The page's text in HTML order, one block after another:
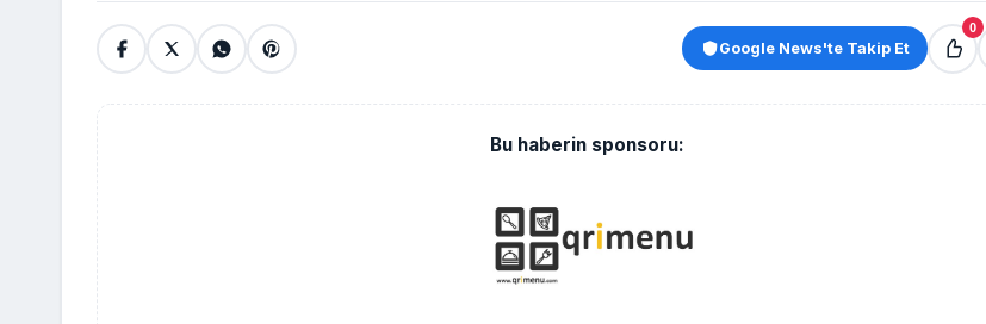
Google News'te Takip Et
0
Bu haberin sponsoru: